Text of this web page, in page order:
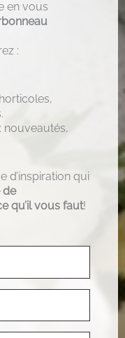
en vous
:
nouveautés,
d’inspiration qui
de
qu’il vous faut!